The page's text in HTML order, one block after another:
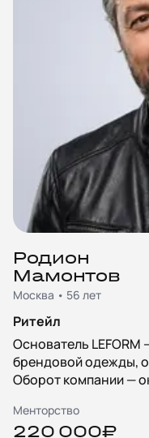
Родион
Мамонтов
Москва • 56 лет
Ритейл
Основатель
брендовой одежды,
Оборот компании —
Менторство
220 000₽